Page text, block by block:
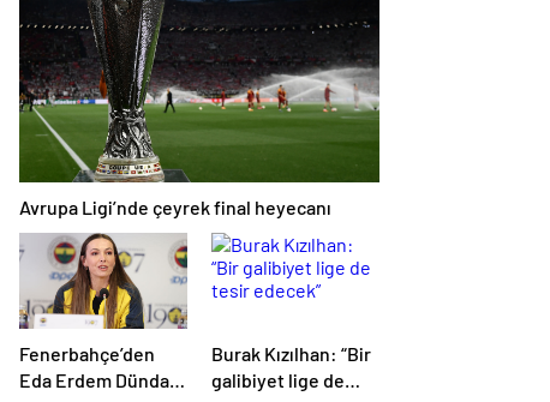
Avrupa Ligi’nde çeyrek final heyecanı
Fenerbahçe’den
Eda Erdem Dündar
Burak Kızılhan: “Bir
galibiyet lige de